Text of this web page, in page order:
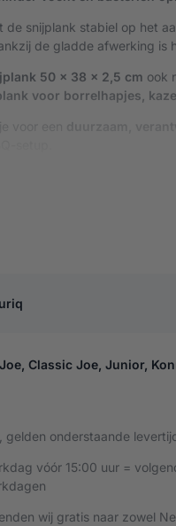
de snijplank stabiel op het
de gladde afwerking
50 x 38 x 2,5 cm ook
voor borrelhapjes,
50X38X2,5 CM
Classic Joe, Junior,
gelden onderstaande
vóór 15:00 uur =
wij gratis naar zowel